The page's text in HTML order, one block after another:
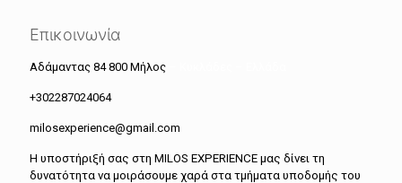
Επικοινωνία
Αδάμαντας 84 800 Μήλος
+302287024064
milosexperience@gmail.com
H υποστήριξή σας στη MILOS EXPERIENCE μας δίνει τη
δυνατότητα να μοιράσουμε χαρά στα τμήματα υποδομής του